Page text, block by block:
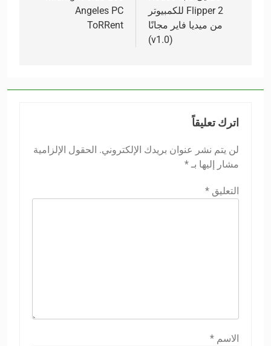
Flipper 2 للكمبيوتر
من ميديا فاير مجانًا
(v1.0)
Angeles PC
ToRRent
اترك تعليقاً
لن يتم نشر عنوان بريدك الإلكتروني. الحقول الإلزامية
مشار إليها بـ *
التعليق *
الاسم *